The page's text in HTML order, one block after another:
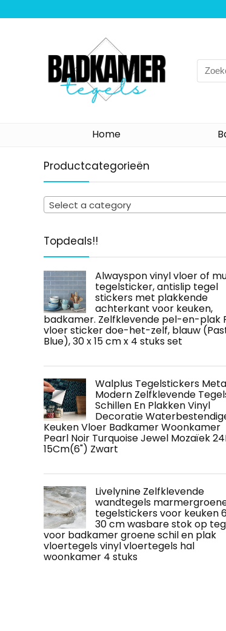
Search
for:
Home
Productcategorieën
Select a category
Topdeals!!
Alwayspon vinyl vloer of
tegelsticker, antislip tegel
stickers met plakkende
achterkant voor keuken,
badkamer. Zelfklevende pel-en-plak
vloer sticker doe-het-zelf, blauw
Blue), 30 x 15 cm x 4 stuks set
Walplus Tegelstickers
Modern Zelfklevende
Schillen En Plakken Vinyl
Decoratie
Keuken Vloer Badkamer Woonkamer
Pearl Noir Turquoise Jewel Mozaïek
15Cm(6") Zwart
Livelynine Zelfklevende
wandtegels
tegelstickers voor keuken
30 cm wasbare stok op
voor badkamer groene schil en plak
vloertegels vinyl vloertegels hal
woonkamer 4 stuks